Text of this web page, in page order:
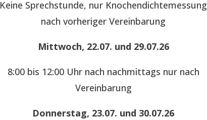
Keine Sprechstunde, nur Knochendichtemessung
nach vorheriger Vereinbarung
Mittwoch, 22.07. und 29.07.26
8:00 bis 12:00 Uhr nach nachmittags nur nach
Vereinbarung
Donnerstag, 23.07. und 30.07.26